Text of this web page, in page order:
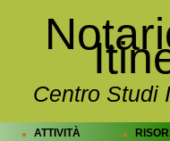
Centro Studi
ATTIVITÀ